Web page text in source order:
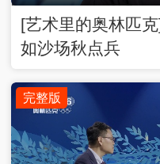
[艺术里的奥林匹
如沙场秋点兵
完整版